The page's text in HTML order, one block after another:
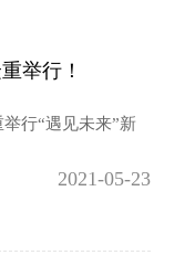
举行！
行“遇见未来”新
2021-05-23